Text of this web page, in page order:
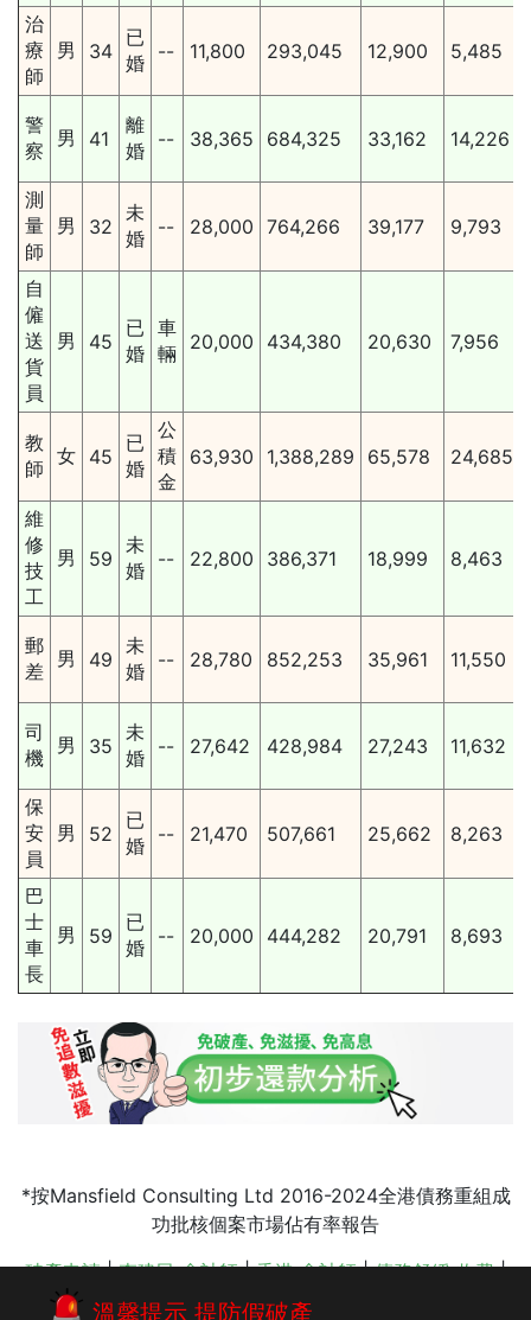
治
療
師
男 34
已
婚
-- 11,800 293,045 12,900 5,485
警
察
男 41
離
婚
-- 38,365 684,325 33,162 14,226
測
量
師
男 32
未
婚
-- 28,000 764,266 39,177 9,793
自
僱
送
貨
員
男 45
已
婚
車
輛
20,000 434,380 20,630 7,956
教
師
女 45
已
婚
公
積
金
63,930 1,388,289 65,578 24,685
維
修
技
工
男 59
未
婚
-- 22,800 386,371 18,999 8,463
郵
差
男 49
未
婚
-- 28,780 852,253 35,961 11,550
司
機
男 35
未
婚
-- 27,642 428,984 27,243 11,632
保
安
員
男 52
已
婚
-- 21,470 507,661 25,662 8,263
巴
士
車
長
男 59
已
婚
-- 20,000 444,282 20,791 8,693
*按Mansfield Consulting Ltd 2016-2024全港債務重組成
功批核個案市場佔有率報告
破產申請|李建民 會計師|香港 會計師|債務舒緩 收費|
會計師事務所|還款期數| 債務重組收費
溫馨提示 提防假破產